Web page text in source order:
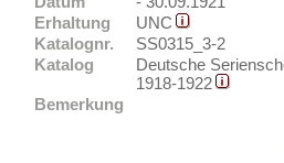
Emmendingen
Emmerich
Ems, Bad
Testbanknoten
Banknotenbriefe
Kataloge
Aufbewahrung
Erhaltung
UNC
Katalognr.
SS0315_3-2
Katalog
Deutsche
1918-1922
Bemerkung